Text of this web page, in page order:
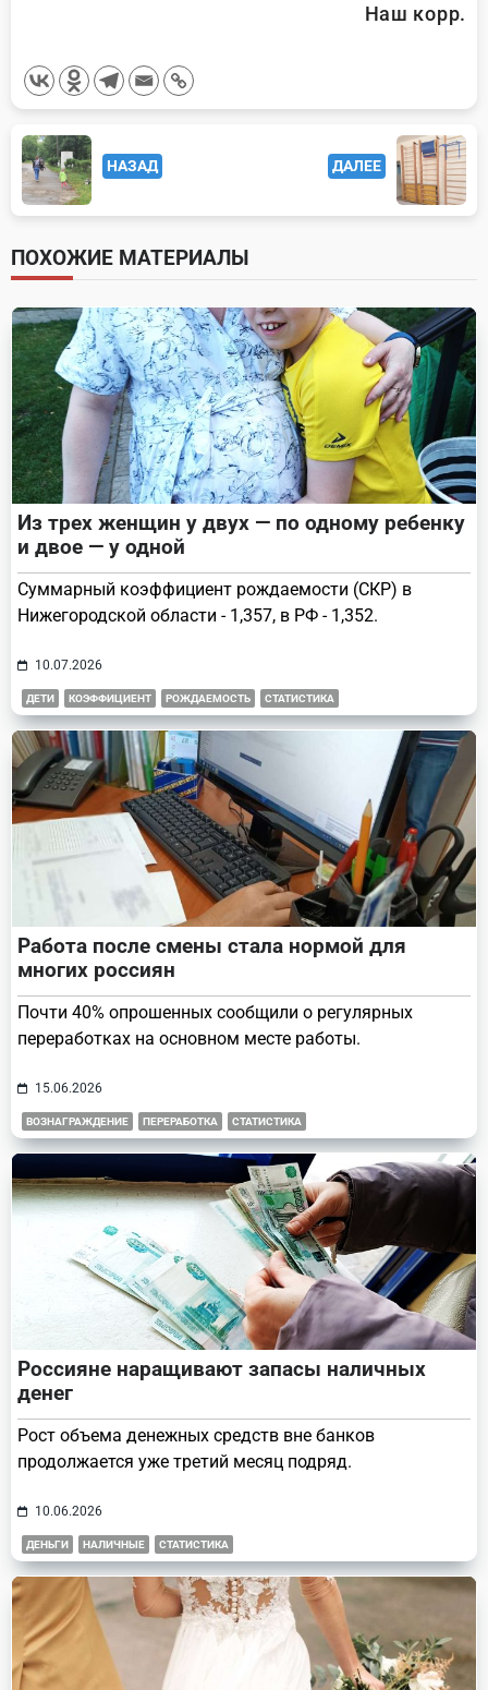
Наш корр.
<span
class="nav-
subtitle
screen-
reader-
text">Page</span>
НАЗАД ДАЛЕЕ
ПОХОЖИЕ МАТЕРИАЛЫ
Из трех женщин у двух — по одному ребенку
и двое — у одной
Суммарный коэффициент рождаемости (СКР) в
Нижегородской области - 1,357, в РФ - 1,352.
10.07.2026
ДЕТИ КОЭФФИЦИЕНТ РОЖДАЕМОСТЬ СТАТИСТИКА
Работа после смены стала нормой для
многих россиян
Почти 40% опрошенных сообщили о регулярных
переработках на основном месте работы.
15.06.2026
ВОЗНАГРАЖДЕНИЕ ПЕРЕРАБОТКА СТАТИСТИКА
Россияне наращивают запасы наличных
денег
Рост объема денежных средств вне банков
продолжается уже третий месяц подряд.
10.06.2026
ДЕНЬГИ НАЛИЧНЫЕ СТАТИСТИКА